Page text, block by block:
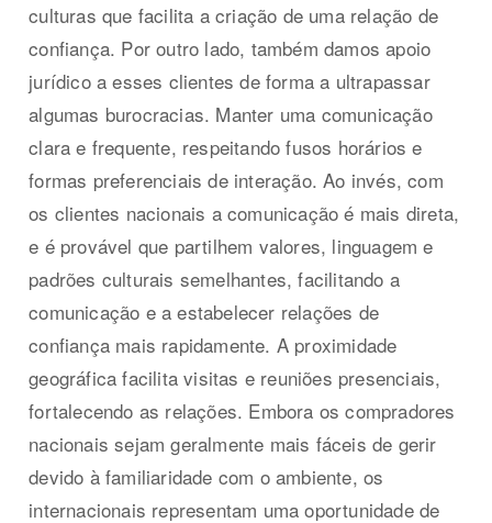
culturas que facilita a criação de uma relação de
confiança. Por outro lado, também damos apoio
jurídico a esses clientes de forma a ultrapassar
algumas burocracias. Manter uma comunicação
clara e frequente, respeitando fusos horários e
formas preferenciais de interação. Ao invés, com
os clientes nacionais a comunicação é mais direta,
e é provável que partilhem valores, linguagem e
padrões culturais semelhantes, facilitando a
comunicação e a estabelecer relações de
confiança mais rapidamente. A proximidade
geográfica facilita visitas e reuniões presenciais,
fortalecendo as relações. Embora os compradores
nacionais sejam geralmente mais fáceis de gerir
devido à familiaridade com o ambiente, os
internacionais representam uma oportunidade de